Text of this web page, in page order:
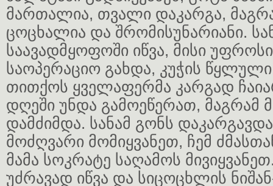
მართალია, თვალი დაკარგა,
ცოცხალია და შრომისუნარიანი.
საავადმყოფოში იწვა, მისი
საოპერაციო გახდა, კუჭის
თითქოს ყველაფერმა კარგად
დღეში უნდა გამოეწერათ,
დამძიმდა. სანამ გონს
მოძღვარი მომიყვანეთ, ჩემ
მამა სოკრატე საღამოს
უძრავად იწვა და სიცოცხლის